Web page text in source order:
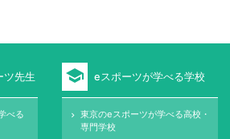
ツ先生
べる
school eスポーツが学べる学校
keyboard_arrow_right
東京のeスポーツが学べる高校・
専門学校